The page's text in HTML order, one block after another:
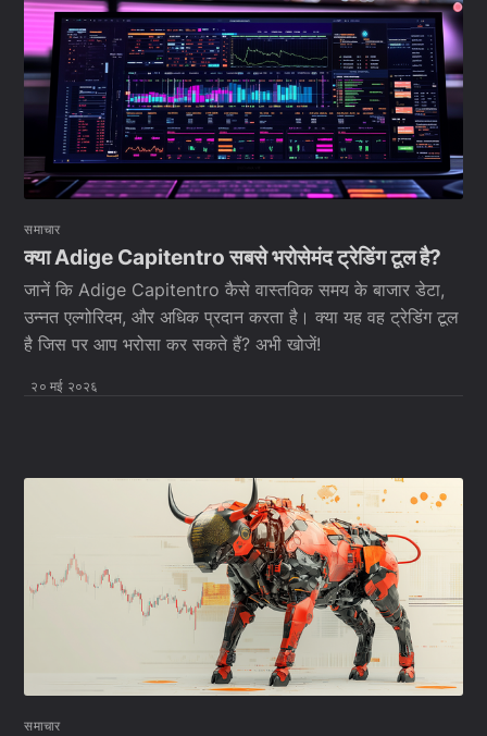
समाचार
क्या Adige Capitentro सबसे भरोसेमंद ट्रेडिंग टूल है?
जानें कि Adige Capitentro कैसे वास्तविक समय के बाजार डेटा,
उन्नत एल्गोरिदम, और अधिक प्रदान करता है। क्या यह वह ट्रेडिंग टूल
है जिस पर आप भरोसा कर सकते हैं? अभी खोजें!
२० मई २०२६
समाचार